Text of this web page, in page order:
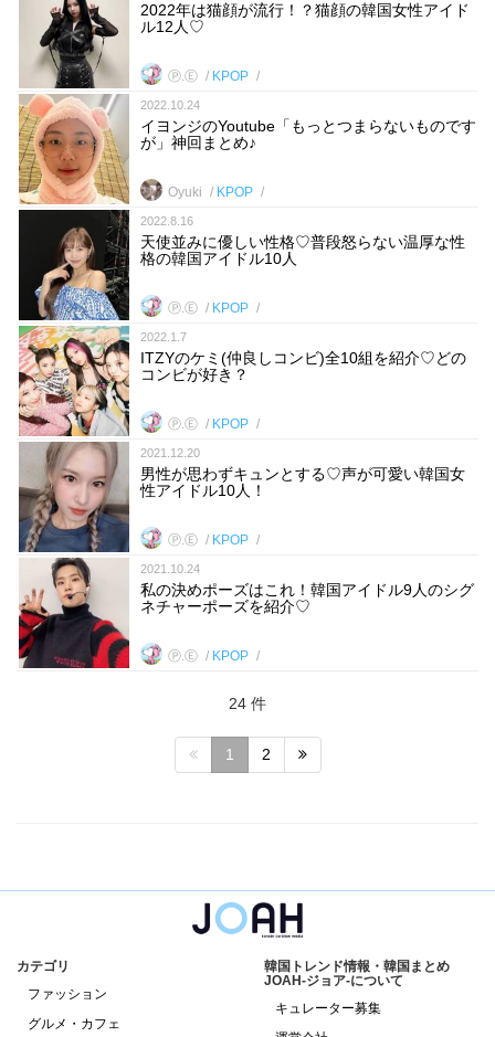
2022年は猫顔が流行！？猫顔の韓国女性アイド
ル12人♡
Ⓟ.Ⓔ KPOP
2022.10.24
イヨンジのYoutube「もっとつまらないものです
が」神回まとめ♪
Oyuki KPOP
2022.8.16
天使並みに優しい性格♡普段怒らない温厚な性
格の韓国アイドル10人
Ⓟ.Ⓔ KPOP
2022.1.7
ITZYのケミ(仲良しコンビ)全10組を紹介♡どの
コンビが好き？
Ⓟ.Ⓔ KPOP
2021.12.20
男性が思わずキュンとする♡声が可愛い韓国女
性アイドル10人！
Ⓟ.Ⓔ KPOP
2021.10.24
私の決めポーズはこれ！韓国アイドル9人のシグ
ネチャーポーズを紹介♡
Ⓟ.Ⓔ KPOP
24 件
1 2
カテゴリ
ファッション
グルメ・カフェ
韓国トレンド情報・韓国まとめ
JOAH-ジョア-について
キュレーター募集